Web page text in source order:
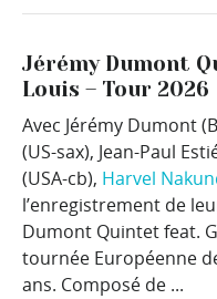
Jérémy Dumont
Louis – Tour 2026
Avec Jérémy Dumont
(US-sax), Jean-Paul
(USA-cb), Harvel
l’enregistrement de
Dumont Quintet feat.
tournée Européenne
ans. Composé de ...